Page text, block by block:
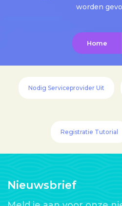
worden
Home
Nodig Serviceprovider Uit
Registratie Tutorial
Nieuwsbrief